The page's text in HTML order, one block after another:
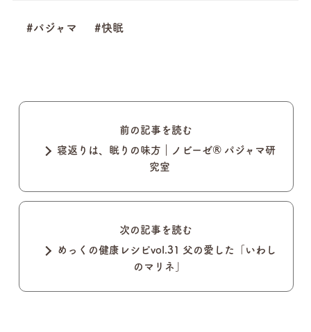
#パジャマ #快眠
前の記事を読む
寝返りは、眠りの味方｜ノビーゼ® パジャマ研
究室
次の記事を読む
めっくの健康レシピvol.31 父の愛した「いわし
のマリネ」